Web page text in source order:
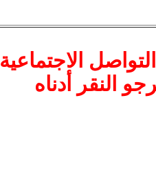
الاجتماعية
النقر أدناه